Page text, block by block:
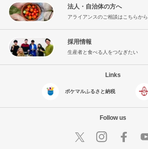
法人・自治体の方へ
アライアンスのご相談はこちらから
採用情報
生産者と食べる人をつなぎたい
Links
ポケマルふるさと納税
Follow us